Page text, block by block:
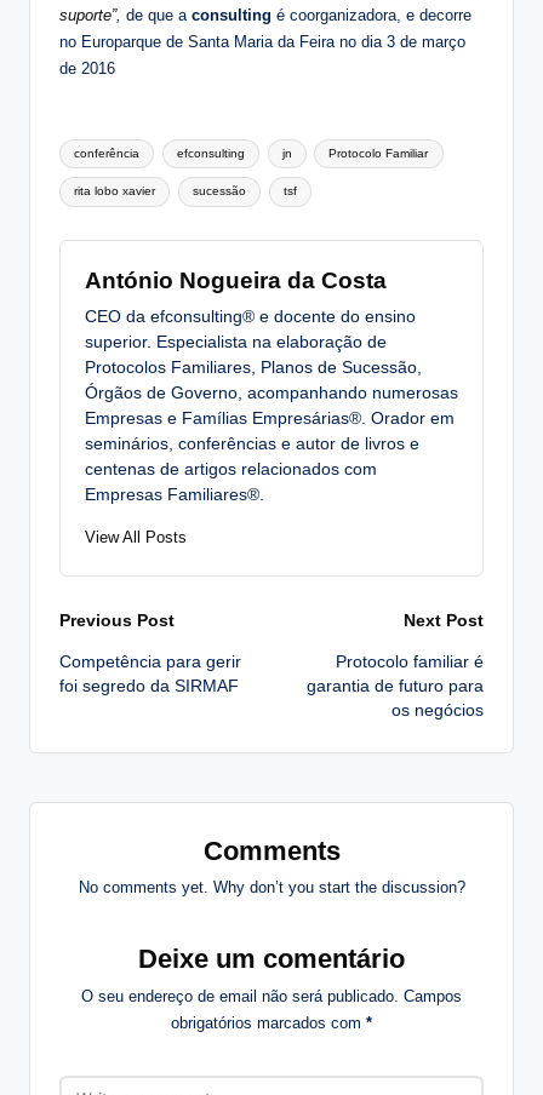
suporte”, de que a consulting é coorganizadora, e decorre
no Europarque de Santa Maria da Feira no dia 3 de março
de 2016
Tags:
conferência efconsulting jn Protocolo Familiar
rita lobo xavier sucessão tsf
António Nogueira da Costa
CEO da efconsulting® e docente do ensino
superior. Especialista na elaboração de
Protocolos Familiares, Planos de Sucessão,
Órgãos de Governo, acompanhando numerosas
Empresas e Famílias Empresárias®. Orador em
seminários, conferências e autor de livros e
centenas de artigos relacionados com
Empresas Familiares®.
View All Posts
Post
navigation
Previous Post
Competência para gerir
foi segredo da SIRMAF
Next Post
Protocolo familiar é
garantia de futuro para
os negócios
Comments
No comments yet. Why don’t you start the discussion?
Deixe um comentário
O seu endereço de email não será publicado. Campos
obrigatórios marcados com *